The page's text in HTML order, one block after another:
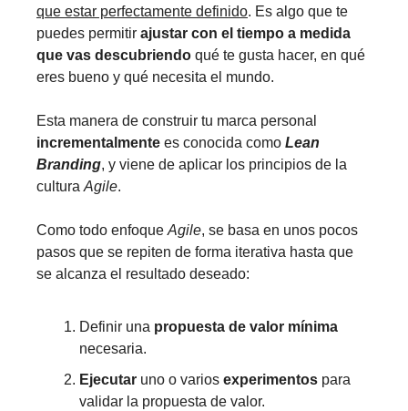
que estar perfectamente definido. Es algo que te
puedes permitir ajustar con el tiempo a medida
que vas descubriendo qué te gusta hacer, en qué
eres bueno y qué necesita el mundo.
Esta manera de construir tu marca personal
incrementalmente es conocida como Lean
Branding, y viene de aplicar los principios de la
cultura Agile.
Como todo enfoque Agile, se basa en unos pocos
pasos que se repiten de forma iterativa hasta que
se alcanza el resultado deseado:
Definir una propuesta de valor mínima
necesaria.
Ejecutar uno o varios experimentos para
validar la propuesta de valor.